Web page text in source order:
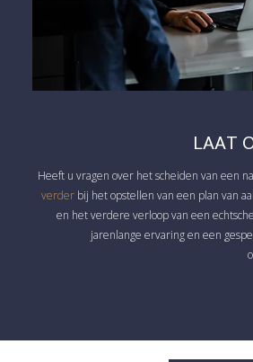
LAAT
Heeft u vragen over het scheiden van een
verder bij het opstellen van een plan van
en het verdere verloop van een
jarenlange ervaring en een